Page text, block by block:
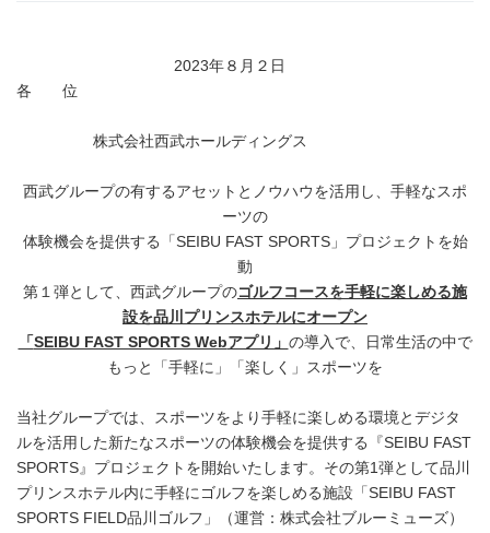
2023年８月２日
各 位
株式会社西武ホールディングス
西武グループの有するアセットとノウハウを活用し、手軽なスポ
ーツの
体験機会を提供する「SEIBU FAST SPORTS」プロジェクトを始
動
第１弾として、西武グループのゴルフコースを手軽に楽しめる施
設を品川プリンスホテルにオープン
「 SEIBU FAST SPORTS Webアプリ」 の導入で、日常生活の中で
もっと「手軽に」「楽しく」スポーツを
当社グループでは、スポーツをより手軽に楽しめる環境とデジタ
ルを活用した新たなスポーツの体験機会を提供する『SEIBU FAST
SPORTS』プロジェクトを開始いたします。その第1弾として品川
プリンスホテル内に手軽にゴルフを楽しめる施設「SEIBU FAST
SPORTS FIELD品川ゴルフ」（運営：株式会社ブルーミューズ）